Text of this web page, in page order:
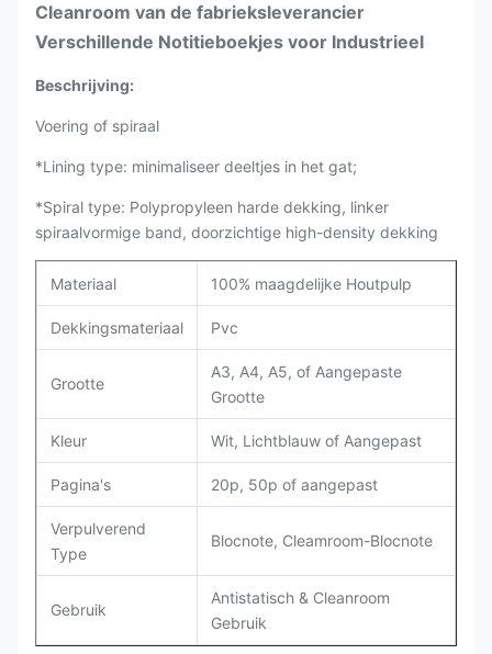
Cleanroom van de fabrieksleverancier
Verschillende Notitieboekjes voor Industrieel
Beschrijving:
Voering of spiraal
*Lining type: minimaliseer deeltjes in het gat;
*Spiral type: Polypropyleen harde dekking, linker
spiraalvormige band, doorzichtige high-density dekking
Materiaal 100% maagdelijke Houtpulp
Dekkingsmateriaal Pvc
Grootte
A3, A4, A5, of Aangepaste
Grootte
Kleur Wit, Lichtblauw of Aangepast
Pagina's 20p, 50p of aangepast
Verpulverend
Type
Blocnote, Cleamroom-Blocnote
Gebruik
Antistatisch & Cleanroom
Gebruik